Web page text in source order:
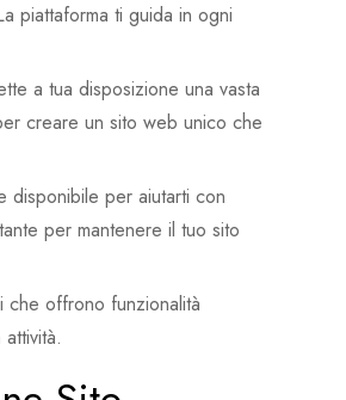
piattaforma ti guida in ogni
a tua disposizione una vasta
creare un sito web unico che
disponibile per aiutarti con
per mantenere il tuo sito
che offrono funzionalità